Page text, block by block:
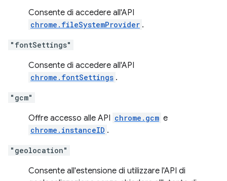
Consente di accedere all'API
chrome.fileSystemProvider .
"fontSettings"
Consente di accedere all'API
chrome.fontSettings .
"gcm"
Offre accesso alle API chrome.gcm e
chrome.instanceID .
"geolocation"
Consente all'estensione di utilizzare l'API di